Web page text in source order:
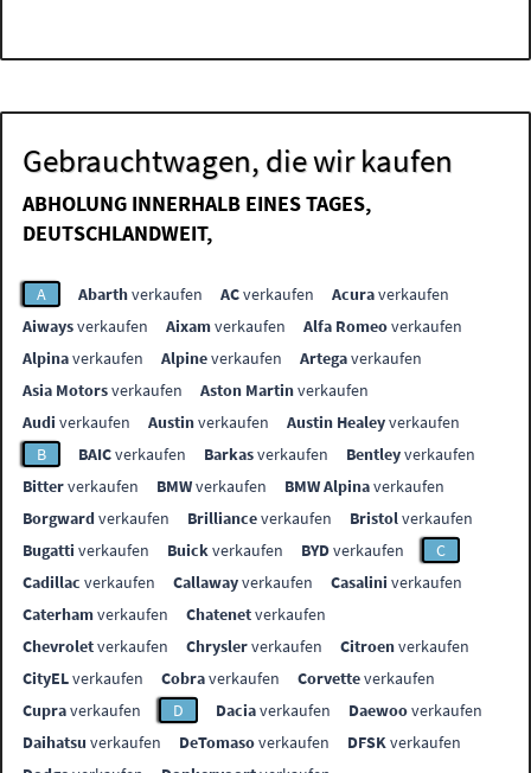
Gebrauchtwagen, die wir kaufen
ABHOLUNG INNERHALB EINES TAGES,
DEUTSCHLANDWEIT,
A Abarthverkaufen ACverkaufen Acuraverkaufen
Aiwaysverkaufen Aixamverkaufen Alfa Romeoverkaufen
Alpinaverkaufen Alpineverkaufen Artegaverkaufen
Asia Motorsverkaufen Aston Martinverkaufen
Audi verkaufen Austinverkaufen Austin Healeyverkaufen
B
BAICverkaufen Barkasverkaufen Bentleyverkaufen
Bitterverkaufen BMWverkaufen BMW Alpinaverkaufen
Borgwardverkaufen Brillianceverkaufen Bristolverkaufen
Bugatti verkaufen Buickverkaufen BYDverkaufen
C
Cadillac verkaufen Callawayverkaufen Casalini verkaufen
Caterhamverkaufen Chatenetverkaufen
Chevroletverkaufen Chryslerverkaufen Citroenverkaufen
CityELverkaufen Cobraverkaufen Corvetteverkaufen
Cupraverkaufen D Daciaverkaufen Daewooverkaufen
Daihatsu verkaufen DeTomasoverkaufen DFSKverkaufen